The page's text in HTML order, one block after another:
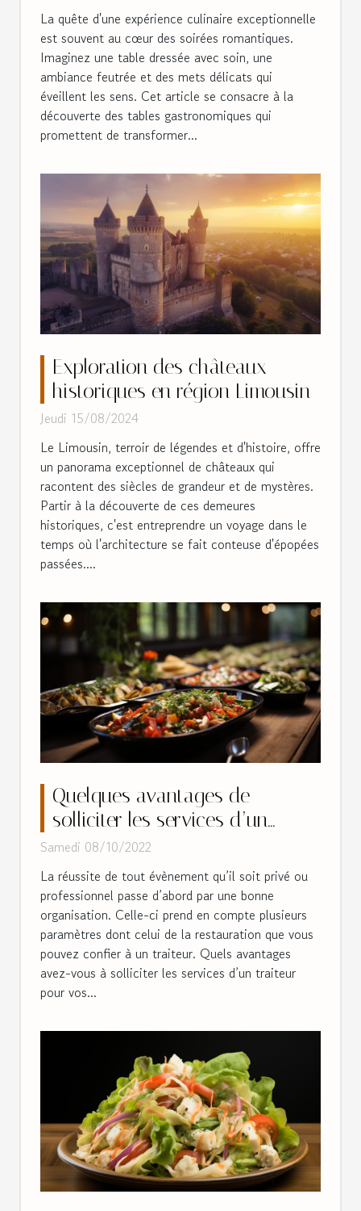
La quête d'une expérience culinaire exceptionnelle
est souvent au cœur des soirées romantiques.
Imaginez une table dressée avec soin, une
ambiance feutrée et des mets délicats qui
éveillent les sens. Cet article se consacre à la
découverte des tables gastronomiques qui
promettent de transformer...
Exploration des châteaux
historiques en région Limousin
Jeudi 15/08/2024
Le Limousin, terroir de légendes et d'histoire, offre
un panorama exceptionnel de châteaux qui
racontent des siècles de grandeur et de mystères.
Partir à la découverte de ces demeures
historiques, c'est entreprendre un voyage dans le
temps où l'architecture se fait conteuse d'épopées
passées....
Quelques avantages de
solliciter les services d’un
traiteur pour vos évènements
Samedi 08/10/2022
La réussite de tout évènement qu’il soit privé ou
professionnel passe d’abord par une bonne
organisation. Celle-ci prend en compte plusieurs
paramètres dont celui de la restauration que vous
pouvez confier à un traiteur. Quels avantages
avez-vous à solliciter les services d’un traiteur
pour vos...